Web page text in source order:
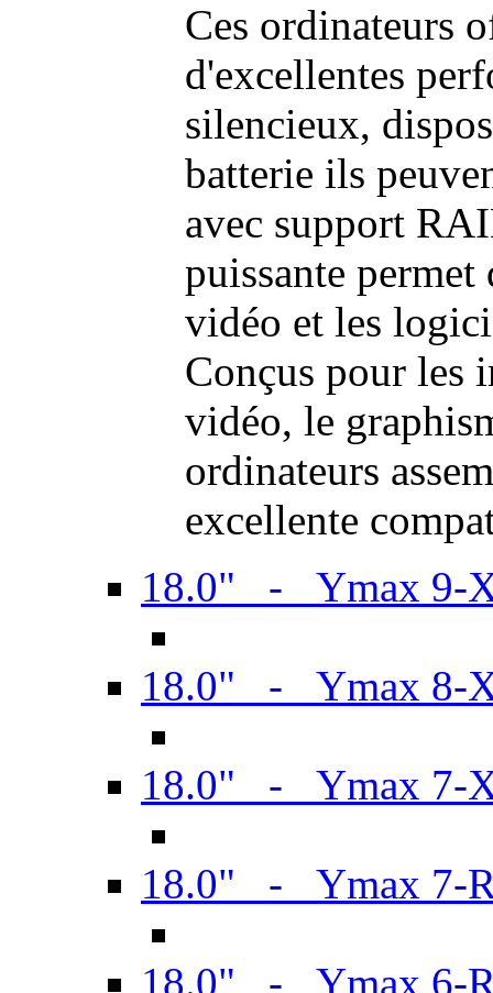
Ces ordinateurs
d'excellentes
silencieux,
batterie ils
avec support
puissante permet
vidéo et les
Conçus pour les
vidéo, le
ordinateurs
excellente
18.0" - Ymax 9-
18.0" - Ymax 8-
18.0" - Ymax 7-
18.0" - Ymax 7-
18.0" - Ymax 6-